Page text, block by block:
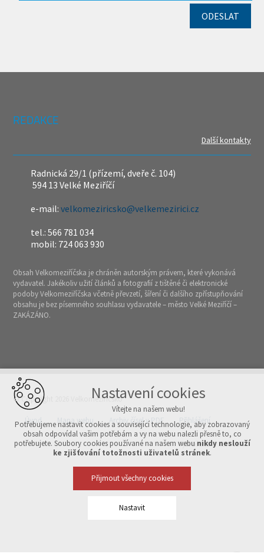
REDAKCE
Další kontakty
Radnická 29/1 (přízemí, dveře č. 104)
594 13 Velké Meziříčí
e-mail:velkomeziricsko@velkemezirici.cz
tel.: 566 781 034
mobil: 724 063 930
Obsah Velkomeziříčska je chráněn autorským právem, které vykonává
vydavatel. Jakékoliv užití článků a fotografií z tištěné či elektronické
podoby Velkomeziříčska včetně převzetí, šíření či dalšího zpřístupňování
obsahu je bez písemného souhlasu vydavatele – město Velké Meziříčí –
ZAKÁZÁNO.
© Copyright 2026 Velkomeziříčsko
Úvod Mapa webu Archiv čísel v PDF Přihlášení
Vytvořeno v xart.cz
Nastavení cookies
Vítejte na našem webu!
Potřebujeme nastavit cookies a související technologie, aby zobrazovaný
obsah odpovídal vašim potřebám a vy na webu nalezli přesně to, co
potřebujete. Soubory cookies používané na našem webu nikdy neslouží
ke zjišťování totožnosti uživatelů stránek.
Přijmout všechny cookies
Nastavit